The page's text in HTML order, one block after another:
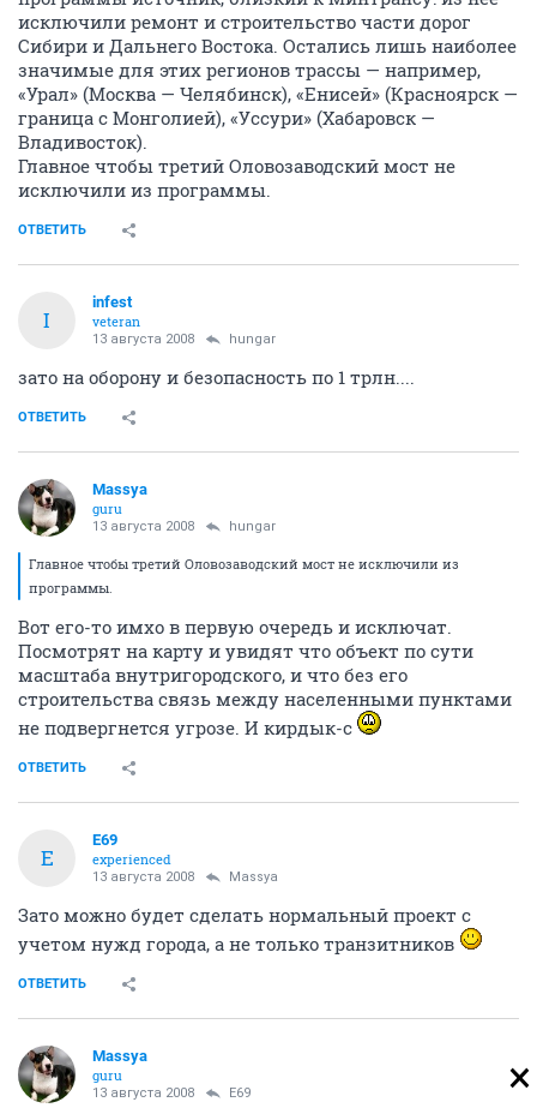
исключили ремонт и строительство части дорог
Сибири и Дальнего Востока. Остались лишь наиболее
значимые для этих регионов трассы — например,
«Урал» (Москва — Челябинск), «Енисей» (Красноярск —
граница с Монголией), «Уссури» (Хабаровск —
Владивосток).
Главное чтобы третий Оловозаводский мост не
исключили из программы.
ОТВЕТИТЬ
I
infest
veteran
13 августа 2008 hungar
зато на оборону и безопасность по 1 трлн....
ОТВЕТИТЬ
Massya
guru
13 августа 2008 hungar
Главное чтобы третий Оловозаводский мост не исключили из
программы.
Вот его-то имхо в первую очередь и исключат.
Посмотрят на карту и увидят что объект по сути
масштаба внутригородского, и что без его
строительства связь между населенными пунктами
не подвергнется угрозе. И кирдык-с
ОТВЕТИТЬ
E
E69
experienced
13 августа 2008 Massya
Зато можно будет сделать нормальный проект с
учетом нужд города, а не только транзитников
ОТВЕТИТЬ
Massya
guru
13 августа 2008 E69